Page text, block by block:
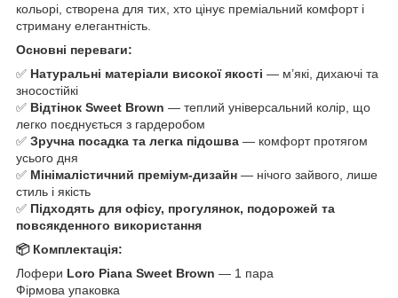
кольорі, створена для тих, хто цінує преміальний комфорт і
стриману елегантність.
Основні переваги:
✅ Натуральні матеріали високої якості — м’які, дихаючі та
зносостійкі
✅ Відтінок Sweet Brown — теплий універсальний колір, що
легко поєднується з гардеробом
✅ Зручна посадка та легка підошва — комфорт протягом
усього дня
✅ Мінімалістичний преміум-дизайн — нічого зайвого, лише
стиль і якість
✅ Підходять для офісу, прогулянок, подорожей та
повсякденного використання
📦 Комплектація:
Лофери Loro Piana Sweet Brown — 1 пара
Фірмова упаковка